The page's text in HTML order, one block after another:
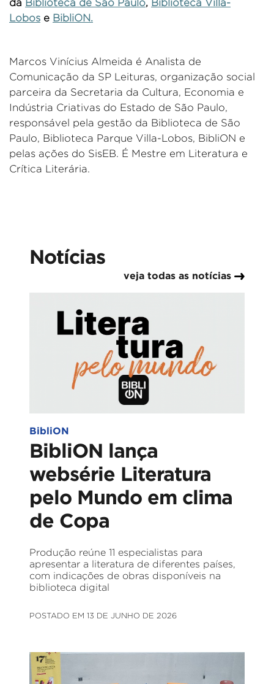
da Biblioteca de São Paulo, Biblioteca Villa-
Lobos e BibliON.
Marcos Vinícius Almeida é Analista de
Comunicação da SP Leituras, organização social
parceira da Secretaria da Cultura, Economia e
Indústria Criativas do Estado de São Paulo,
responsável pela gestão da Biblioteca de São
Paulo, Biblioteca Parque Villa-Lobos, BibliON e
pelas ações do SisEB. É Mestre em Literatura e
Crítica Literária.
Notícias
veja todas as notícias
BibliON
BibliON lança
websérie Literatura
pelo Mundo em clima
de Copa
Produção reúne 11 especialistas para
apresentar a literatura de diferentes países,
com indicações de obras disponíveis na
biblioteca digital
POSTADO EM 13 DE JUNHO DE 2026